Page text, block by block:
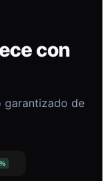
con
garantizado de